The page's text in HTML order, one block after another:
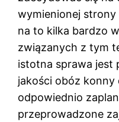
wymienionej strony
na to kilka bardzo
związanych z tym
istotna sprawa jest
jakości obóz
odpowiednio
przeprowadzone